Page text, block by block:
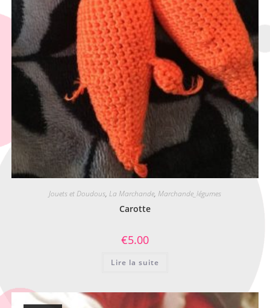
Jouets et Doudous, La Marchande, Marchande_légumes
Carotte
€5.00
Lire la suite